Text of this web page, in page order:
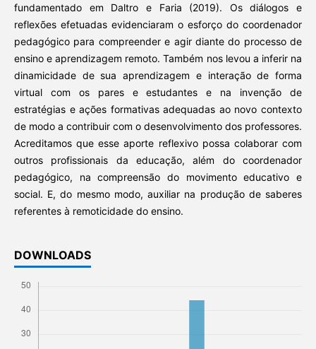
fundamentado em Daltro e Faria (2019). Os diálogos e
reflexões efetuadas evidenciaram o esforço do coordenador
pedagógico para compreender e agir diante do processo de
ensino e aprendizagem remoto. Também nos levou a inferir na
dinamicidade de sua aprendizagem e interação de forma
virtual com os pares e estudantes e na invenção de
estratégias e ações formativas adequadas ao novo contexto
de modo a contribuir com o desenvolvimento dos professores.
Acreditamos que esse aporte reflexivo possa colaborar com
outros profissionais da educação, além do coordenador
pedagógico, na compreensão do movimento educativo e
social. E, do mesmo modo, auxiliar na produção de saberes
referentes à remoticidade do ensino.
DOWNLOADS